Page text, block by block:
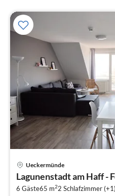
Ueckermünde
Lagunenstadt am Haff -
6 Gäste65 m22 Schlafzimmer (+1)